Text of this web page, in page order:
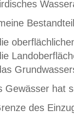
Gewässer hat
des